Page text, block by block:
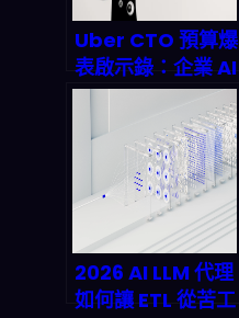
Uber CTO 預算爆
表啟示錄：企業 AI
支出失控的代價與
突圍策略（2026
深度剖析）
2026 AI LLM 代理
如何讓 ETL 從苦工